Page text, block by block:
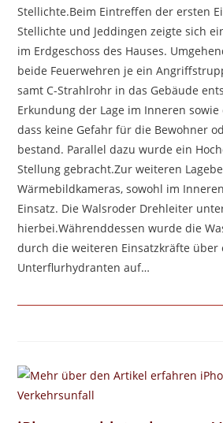
Stellichte.Beim Eintreffen der ersten
Stellichte und Jeddingen zeigte sich
im Erdgeschoss des Hauses.
beide Feuerwehren je ein
samt C-Strahlrohr in das Gebäude
Erkundung der Lage im Inneren
dass keine Gefahr für die Bewohner
bestand. Parallel dazu wurde ein
Stellung gebracht.Zur weiteren
Wärmebildkameras, sowohl im
Einsatz. Die Walsroder Drehleiter
hierbei.Währenddessen wurde die
durch die weiteren Einsatzkräfte über
Unterflurhydranten auf…